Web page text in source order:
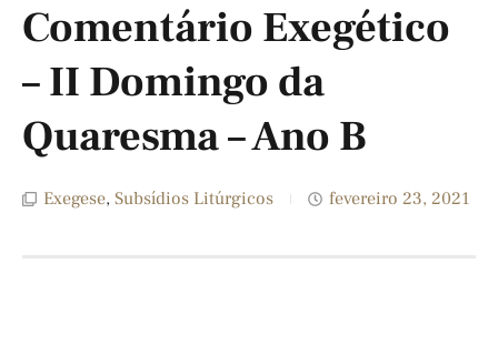
Comentário Exegético
– II Domingo da
Quaresma – Ano B
Exegese, Subsídios Litúrgicos fevereiro 23, 2021